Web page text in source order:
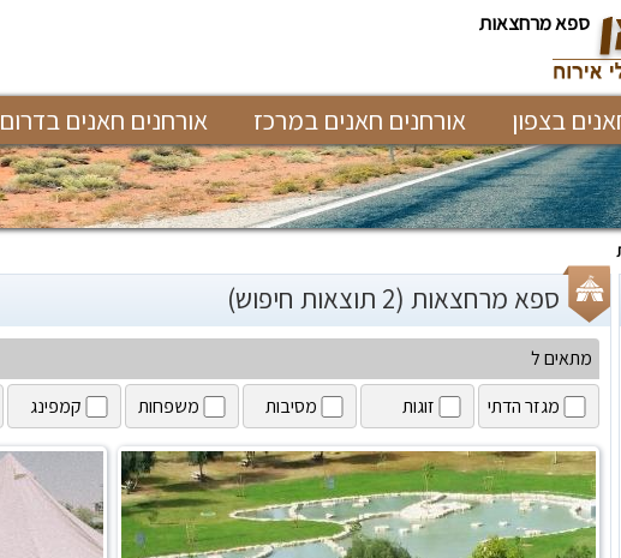
ספא מרחצאות
בצפון אורחנים חאנים במרכז אורחנים חאנים בדרום
ספא מרחצאות (2 תוצאות חיפוש)
מתאים ל
מגזר הדתי
זוגות מסיבות משפחות קמפינג